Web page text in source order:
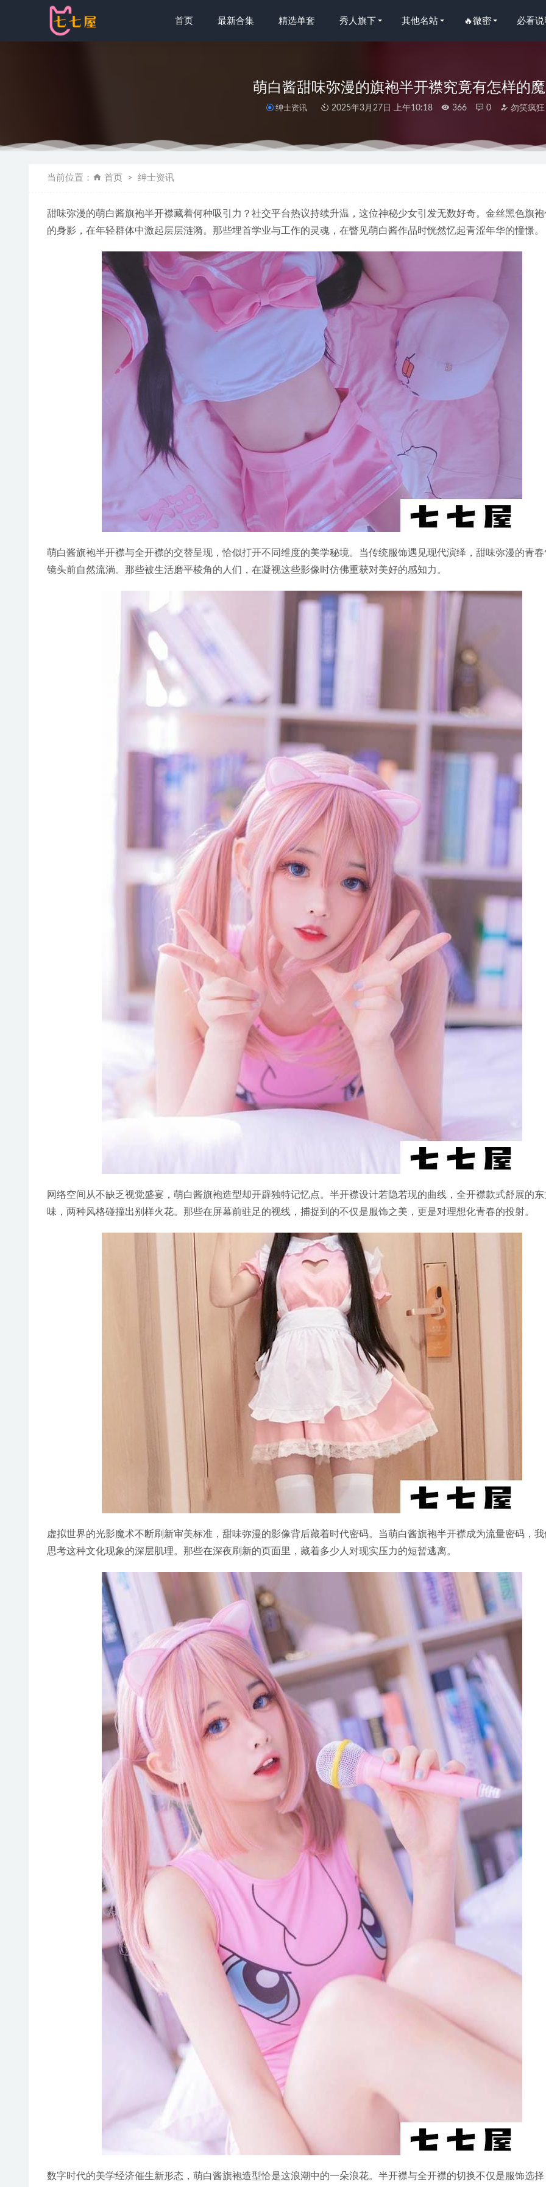
首页 最新合集 精选单套 秀人旗下 其他名站 🔥微密 必看说
萌白酱甜味弥漫的旗袍半开襟究竟有怎样的
绅士资讯 2025年3月27日 上午10:18 366 0 勿笑疯狂
当前位置： 首页 绅士资讯
甜味弥漫的萌白酱旗袍半开襟藏着何种吸引力？社交平台热议持续升温，这位神秘少女引发无数好奇。金丝黑色旗
的身影，在年轻群体中激起层层涟漪。那些埋首学业与工作的灵魂，在瞥见萌白酱作品时恍然忆起青涩年华的憧憬。
萌白酱旗袍半开襟与全开襟的交替呈现，恰似打开不同维度的美学秘境。当传统服饰遇见现代演绎，甜味弥漫的青
镜头前自然流淌。那些被生活磨平棱角的人们，在凝视这些影像时仿佛重获对美好的感知力。
网络空间从不缺乏视觉盛宴，萌白酱旗袍造型却开辟独特记忆点。半开襟设计若隐若现的曲线，全开襟款式舒展的
味，两种风格碰撞出别样火花。那些在屏幕前驻足的视线，捕捉到的不仅是服饰之美，更是对理想化青春的投射。
虚拟世界的光影魔术不断刷新审美标准，甜味弥漫的影像背后藏着时代密码。当萌白酱旗袍半开襟成为流量密码，
思考这种文化现象的深层肌理。那些在深夜刷新的页面里，藏着多少人对现实压力的短暂逃离。
数字时代的美学经济催生新形态，萌白酱旗袍造型恰是这浪潮中的一朵浪花。半开襟与全开襟的切换不仅是服饰选
[微密圈]乙醇子呀 – 奶牛服[24P4V-411M] 2024-07-21